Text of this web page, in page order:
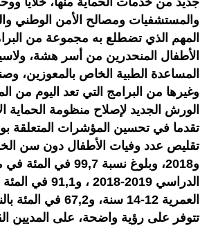
والمستشفيات ومصالح الأمن الوطني
المهم الذي تضطلع به مجموعة من
الأطفال المنحدرين من أسر هشة،
المساعدة الطبية الخاص بالمعوزين،
وغيرها من البرامج التي تعد اليوم من
الورش الجديد لإصلاح منظومة الحماية
تقدما في تحسين المؤشرات المتعلقة
و2018، وبلوغ
الدراسي
تتوفر على رؤية واضحة، على المديين